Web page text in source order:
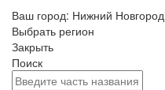
Ваш город: Нижний Новгород
Выбрать регион
Закрыть
Поиск